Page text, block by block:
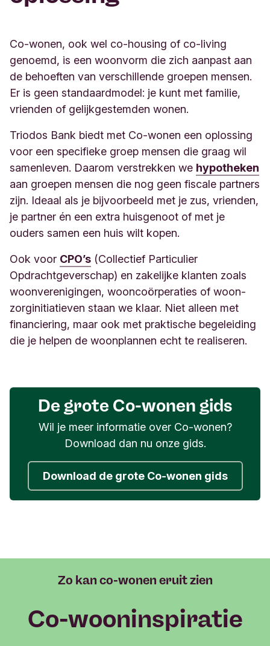
Co-wonen, ook wel co-housing of co-living
genoemd, is een woonvorm die zich aanpast aan
de behoeften van verschillende groepen mensen.
Er is geen standaardmodel: je kunt met familie,
vrienden of gelijkgestemden wonen.
Triodos Bank biedt met Co-wonen een oplossing
voor een specifieke groep mensen die graag wil
samenleven. Daarom verstrekken we hypotheken
aan groepen mensen die nog geen fiscale partners
zijn. Ideaal als je bijvoorbeeld met je zus, vrienden,
je partner én een extra huisgenoot of met je
ouders samen een huis wilt kopen.​
Ook voor CPO’s (Collectief Particulier
Opdrachtgeverschap) en zakelijke klanten zoals
woonverenigingen, wooncoörperaties of woon-
zorginitiatieven staan we klaar. Niet alleen met
financiering, maar ook met praktische begeleiding
die je helpen de woonplannen echt te realiseren.
De grote Co-wonen gids
Wil je meer informatie over Co-wonen?
Download dan nu onze gids.
Download de grote Co-wonen gids
Co-wooninspiratie
Zo kan co-wonen eruit zien